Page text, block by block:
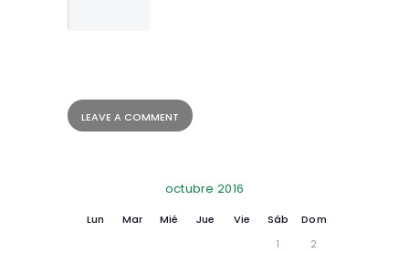
octubre 2016
Lun Mar Mié Jue Vie Sáb
Dom
1
2